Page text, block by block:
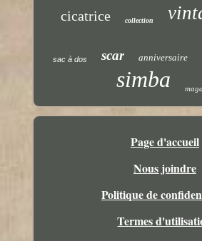
cicatrice collection
sac à dos scar anniversaire
simba
Page d'accueil
Nous joindre
Politique de
Termes